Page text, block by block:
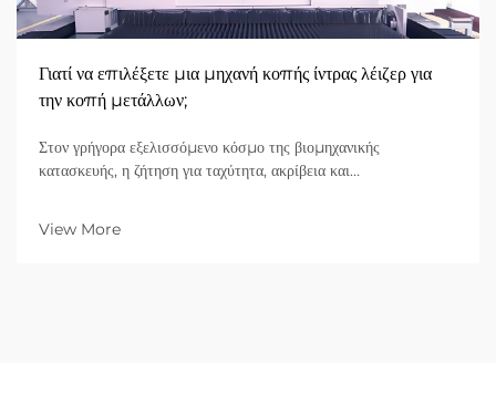
Γιατί να επιλέξετε μια μηχανή κοπής ίντρας λέιζερ για
την κοπή μετάλλων;
Στον γρήγορα εξελισσόμενο κόσμο της βιομηχανικής
κατασκευής, η ζήτηση για ταχύτητα, ακρίβεια και
ασχολούνται με την κατεργασία μετάλλων, η επιλογή του
View More